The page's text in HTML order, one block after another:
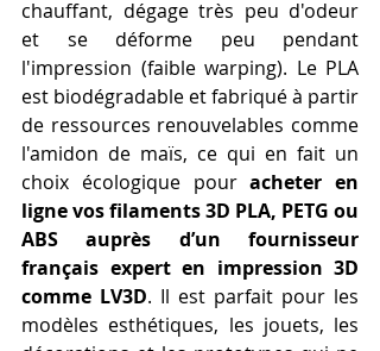
chauffant, dégage très peu d'odeur
et se déforme peu pendant
l'impression (faible warping). Le PLA
est biodégradable et fabriqué à partir
de ressources renouvelables comme
l'amidon de maïs, ce qui en fait un
choix écologique pour acheter en
ligne vos filaments 3D PLA, PETG ou
ABS auprès d’un fournisseur
français expert en impression 3D
comme LV3D. Il est parfait pour les
modèles esthétiques, les jouets, les